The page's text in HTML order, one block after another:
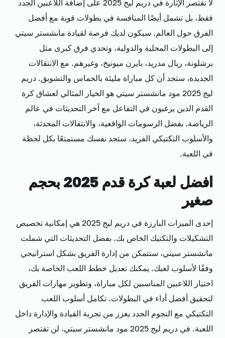
لا تقتصر الإثارة في دريم ليج 2025 على إضافة اللاعبين الجدد
فقط، بل تشمل أيضًا المنافسة في بطولات قوية مع أفضل
الفرق حول العالم. سيكون لديك فرصة لقيادة مانشستر سيتي
إلى البطولات المحلية والدولية، وتحدي فرق كبرى مثل
برشلونة، ريال مدريد، بايرن ميونيخ، وغيرهم. مع الانتقالات
الجديدة، ستجد أن كل مباراة مليئة بالحماس والتشويق. دريم
ليج 2025 مود مانشستر سيتي هو الخيار المثالي لعشاق كرة
القدم الذين يرغبون في التفاعل مع آخر التحديثات في عالم
الرياضة. بفضل الرسومات الواقعية، والانتقالات المحدثة،
والأسلوب التكتيكي الفريد، ستجد نفسك مستمتعًا بكل لحظة
في اللعبة.
افضل لعبة كرة قدم 2025 بحجم
صغير
إحدى الميزات البارزة في دريم ليج 2025 هي إمكانية تخصيص
التشكيلات والتكتيك الخاص بك. بفضل التحديثات التي شملت
مانشستر سيتي، ستتمكن من إدارة الفريق بشكل استراتيجي
وفقًا لأسلوب لعبك. يمكنك تعديل خطط اللعب الخاصة بك،
اختيار اللاعبين المناسبين لكل مباراة، وتطوير مهارات الفريق
لتحقيق أفضل أداء في البطولات. تكامل أسلوب اللعب
التكتيكي مع النجوم الجدد يعزز من تجربة القيادة والإدارة داخل
اللعبة. في دريم ليج 2025 مود مانشستر سيتي، لن تقتصر